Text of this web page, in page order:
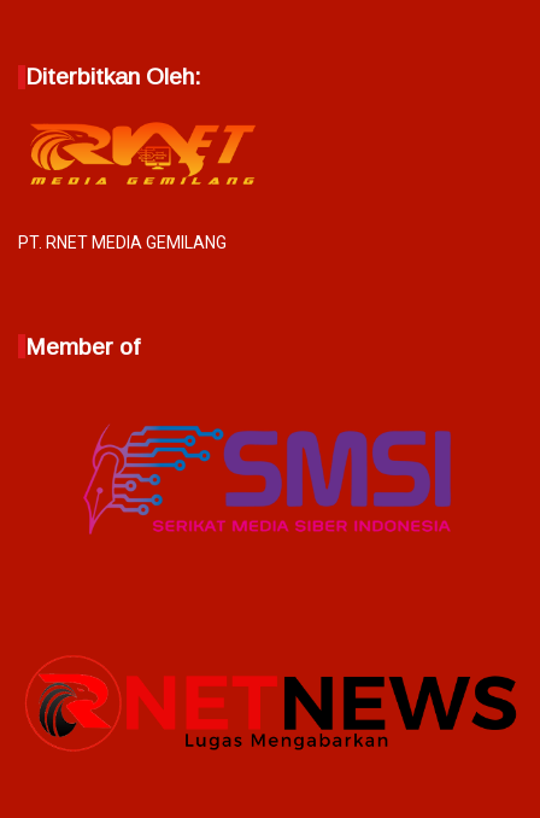
Diterbitkan Oleh:
PT. RNET MEDIA GEMILANG
Member of